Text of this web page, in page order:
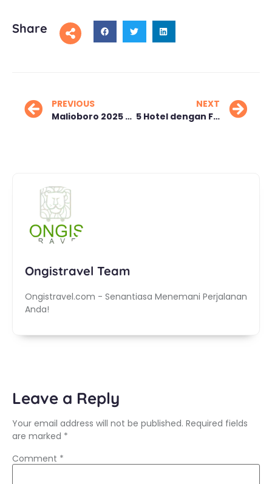
Share
PREVIOUS
Malioboro 2025 Pedestrianisasi Menuju Ikon Wisata Dunia
NEXT
5 Hotel dengan Fasilitas Spa di Malang Rekomendasi Terbaik
Ongistravel Team
Ongistravel.com - Senantiasa Menemani Perjalanan
Anda!
Leave a Reply
Your email address will not be published. Required fields
are marked *
Comment *